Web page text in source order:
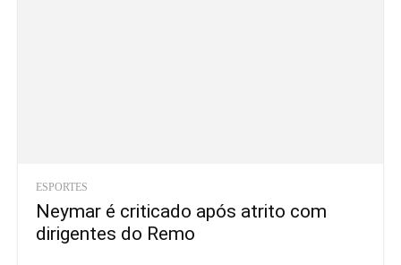
ESPORTES
Neymar é criticado após atrito com
dirigentes do Remo